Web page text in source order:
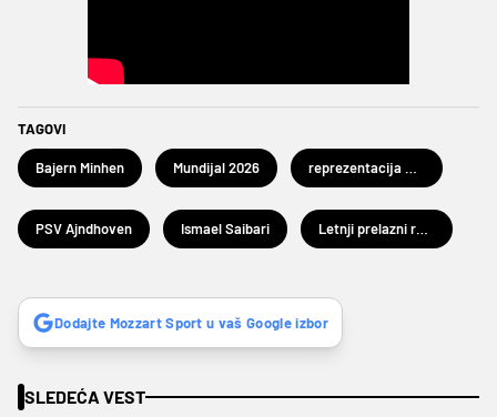
TAGOVI
Bajern Minhen Mundijal 2026 reprezentacija Maroka
PSV Ajndhoven Ismael Saibari Letnji prelazni rok 2026
Dodajte Mozzart Sport u vaš Google izbor
SLEDEĆA VEST